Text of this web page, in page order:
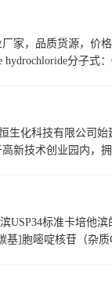
家，品质货源，价
hydrochloride分子式
生化科技有限公司
新技术创业园内，
USP34标准卡培他
]胞嘧啶核苷（杂质